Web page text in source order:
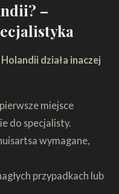
–
działa inaczej
miejsce
do specjalisty.
wymagane,
przypadkach lub